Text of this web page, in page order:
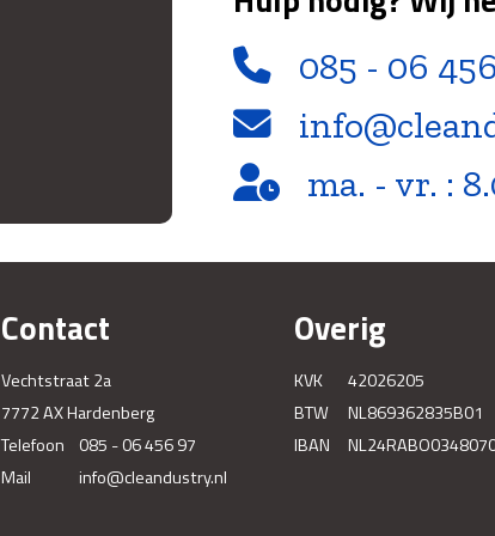
085 - 06
ma. - vr. :
Contact
Vechtstraat 2a
7772 AX Hardenberg
Telefoon 085 - 06 456 97
Mail
info@cleandustry.nl
Overig
KVK
42026205
BTW
NL869362835B01
IBAN